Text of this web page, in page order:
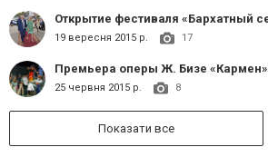
19 вересня 2015 р. 17
Премьера оперы Ж. Бизе «Кармен»
25 червня 2015 р. 8
Показати все